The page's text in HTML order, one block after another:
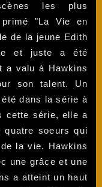
les plus
"La Vie en
de la jeune Edith
et juste a été
a valu à Hawkins
son talent. Un
dans la série à
cette série, elle a
quatre soeurs qui
la vie. Hawkins
une grâce et une
a atteint un haut